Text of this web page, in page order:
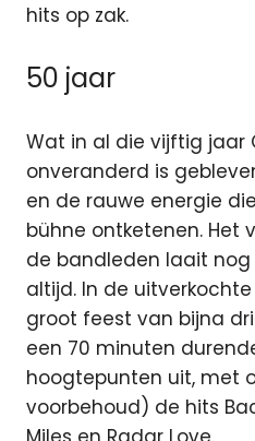
hits op zak.
50 jaar
Wat in al die vijftig jaar
onveranderd is
en de rauwe energie
bühne ontketenen. Het
de bandleden laait
altijd. In de
groot feest van bijna
een 70 minuten
hoogtepunten uit, met
voorbehoud) de hits